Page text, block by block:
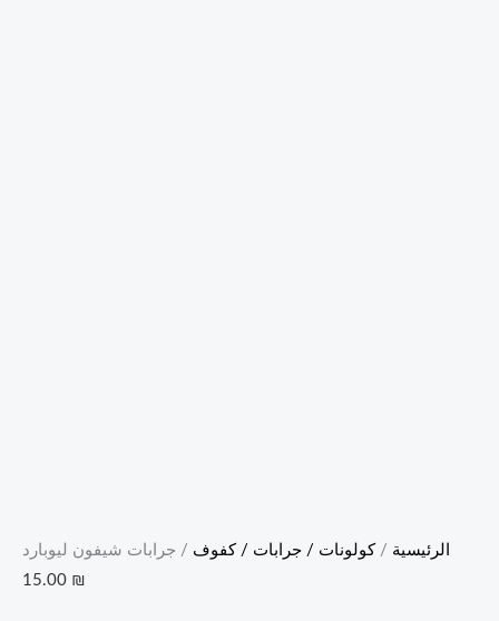
الرئيسية / كولونات / جرابات / كفوف / جرابات شيفون ليوبارد
15.00 ₪